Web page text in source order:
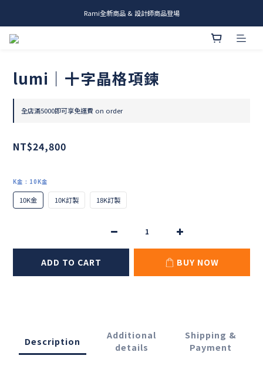
me.ie & A-Y2 新發售
Rami全新商品 & 設計師商品登場
lumi｜十字晶格項鍊
全店滿5000即可享免運費 on order
NT$24,800
K金 : 10K金
10K金 10K訂製 18K訂製
ADD TO CART BUY NOW
Description
Additional
details
Shipping &
Payment